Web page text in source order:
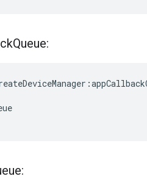
Queue: